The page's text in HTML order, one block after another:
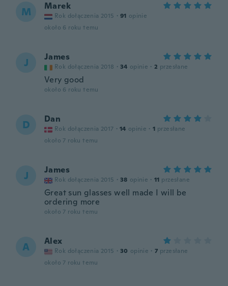
M Marek
Rok dołączenia 2015 · 91 opinie
około 6 roku temu
J James
Rok dołączenia 2018 · 34 opinie · 2 przesłane
Very good
około 6 roku temu
D Dan
Rok dołączenia 2017 · 14 opinie · 1 przesłane
około 7 roku temu
J James
Rok dołączenia 2015 · 38 opinie · 11 przesłane
Great sun glasses well made I will be
ordering more
około 7 roku temu
A Alex
Rok dołączenia 2015 · 30 opinie · 7 przesłane
około 7 roku temu